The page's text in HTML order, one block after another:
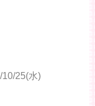
10/25(水)